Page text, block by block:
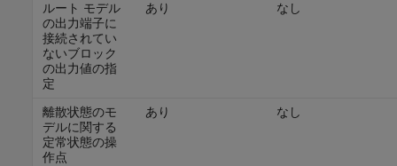
ルート モデル
の出力端子に
接続されてい
ないブロック
の出力値の指
定
あり なし
離散状態のモ
デルに関する
定常状態の操
作点
あり なし